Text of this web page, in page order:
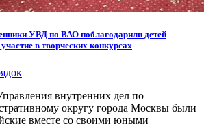
УВД по ВАО поблагодарили детей
в творческих конкурсах
внутренних дел по
округу города Москвы были
вместе со своими юными